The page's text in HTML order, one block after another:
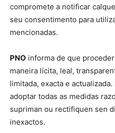
compromete a notificar
seu consentimento para
mencionadas.
PNO informa de que
maneira lícita, leal,
limitada, exacta e actualizada.
adoptar todas as medidas
supriman ou rectifiquen sen
inexactos.